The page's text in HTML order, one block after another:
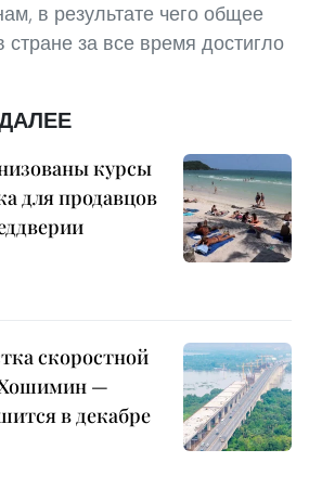
в результате чего общее
за все время достигло
курсы
для продавцов
скоростной
Хошимин —
в декабре